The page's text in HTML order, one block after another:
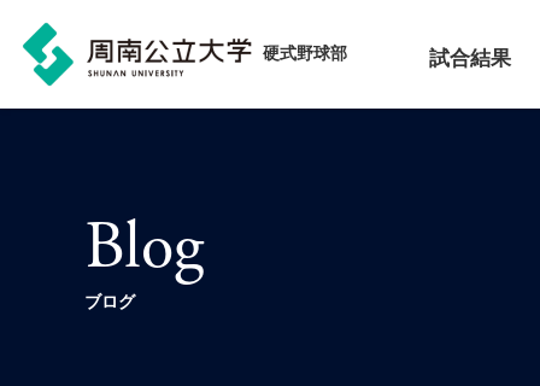
硬式野球部 試合結果
Blog
ブログ